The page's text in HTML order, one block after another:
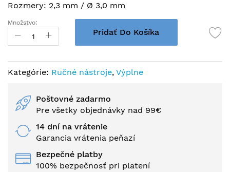
Rozmery: 2,3 mm / Ø 3,0 mm
Množstvo:
Pridať Do Košíka
Kategórie: Ručné nástroje, Výplne
Poštovné zadarmo
Pre všetky objednávky nad 99€
14 dní na vrátenie
Garancia vrátenia peňazí
Bezpečné platby
100% bezpečnosť pri platení